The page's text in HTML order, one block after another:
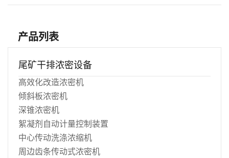
产品列表
尾矿干排浓密设备
高效化改造浓密机
倾斜板浓密机
深锥浓密机
絮凝剂自动计量控制装置
中心传动洗涤浓缩机
周边齿条传动式浓密机